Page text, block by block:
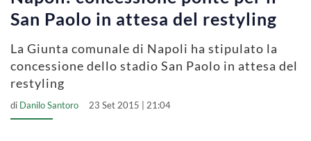
San Paolo in attesa del restyling
La Giunta comunale di Napoli ha stipulato la
concessione dello stadio San Paolo in attesa del
restyling
di Danilo Santoro 23 Set 2015 | 21:04